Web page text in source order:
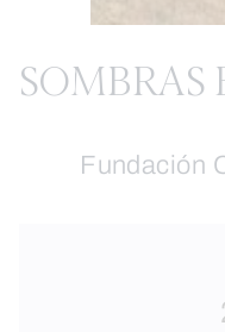
SOMBRAS
Fundación